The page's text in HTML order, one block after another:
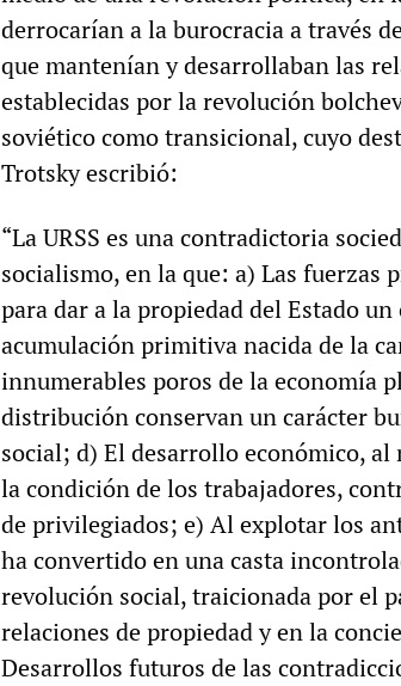
derrocarían a la burocracia a través
que mantenían y desarrollaban las
establecidas por la revolución
soviético como transicional, cuyo
Trotsky escribió:
“La URSS es una contradictoria
socialismo, en la que: a) Las fuerzas
para dar a la propiedad del Estado
acumulación primitiva nacida de la
innumerables poros de la economía
distribución conservan un carácter
social; d) El desarrollo económico,
la condición de los trabajadores,
de privilegiados; e) Al explotar los
ha convertido en una casta
revolución social, traicionada por el
relaciones de propiedad y en la
Desarrollos futuros de las